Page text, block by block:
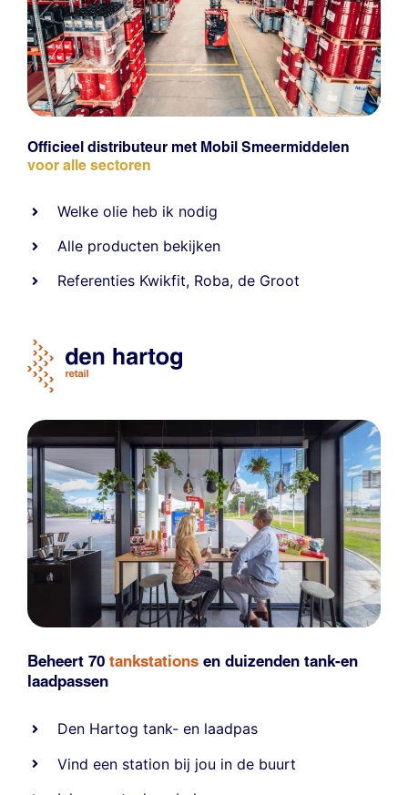
Officieel distributeur met Mobil Smeermiddelen
voor alle sectoren
Welke olie heb ik nodig
Alle producten bekijken
Referenties Kwikfit, Roba,de Groot
Beheert 70 tankstations en duizenden tank-en
laadpassen
Den Hartog tank- en laadpas
Vind een station bij jou in de buurt